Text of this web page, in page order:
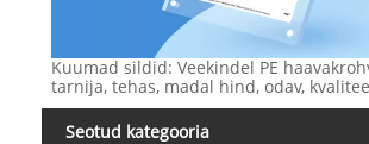
Kuumad sildid: Veekindel PE
tarnija, tehas, madal hind, odav,
Seotud kategooria